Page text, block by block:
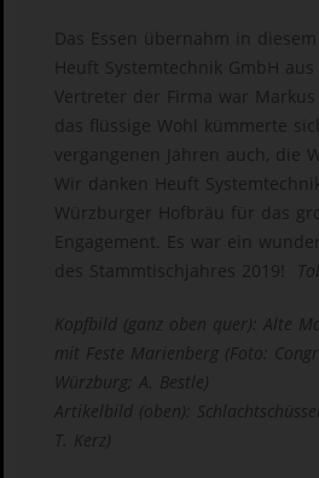
Das Essen übernahm in
Heuft Systemtechnik GmbH
Vertreter der Firma war Markus
das flüssige Wohl kümmerte
vergangenen Jahren auch, die
Wir danken Heuft
Würzburger Hofbräu für das
Engagement. Es war ein
des Stammtischjahres 2019!
Kopfbild (ganz oben quer): Alte
mit Feste Marienberg (Foto:
Würzburg; A. Bestle)
Artikelbild (oben):
T. Kerz)